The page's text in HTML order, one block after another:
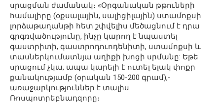
սրացման ժամանակ։ «Օրգանական թթուների
համալիրը (օքսալային, սալիցիլային) ստամոքսի
լորձաթաղանթի հետ շփվելիս մեծացնում է դրա
գրգռվածությունը, ինչը կարող է նպաստել
գաստրիտի, գաստրոդուոդենիտի, ստամոքսի և
տասներկումատնյա աղիքի խոցի սրմանը: Եթե ​​
սրացում չկա, ապա կարելի է ուտել ելակ փոքր
քանակությամբ (օրական 150-200 գրամ),-
առաջարկություններ է տալիս
Ռոսպոտրեբնադզորը։